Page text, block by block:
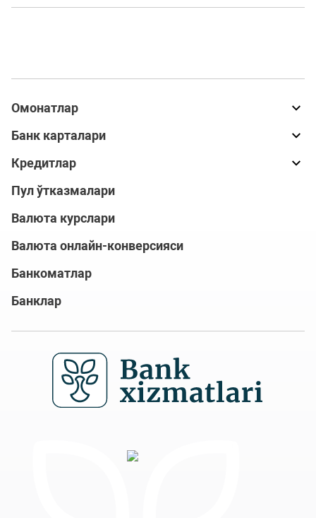
Омонатлар
Банк карталари
Кредитлар
Пул ўтказмалари
Валюта курслари
Валюта онлайн-конверсияси
Банкоматлар
Банклар